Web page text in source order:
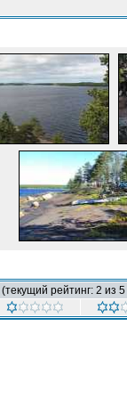
(текущий рейтинг: 2 из